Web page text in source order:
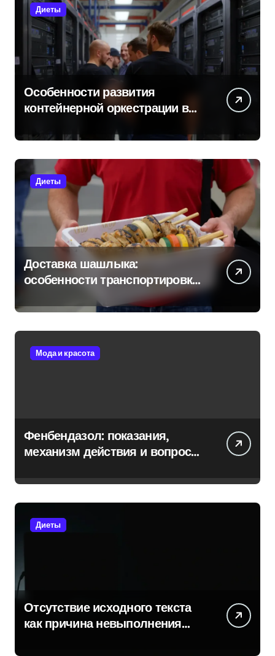
Диеты
Особенности развития
контейнерной оркестрации в
Диеты
Доставка шашлыка:
особенности транспортировки
и сохранения свежести
Мода и красота
Фенбендазол: показания,
механизм действия и вопросы
Диеты
Отсутствие исходного текста
как причина невыполнения